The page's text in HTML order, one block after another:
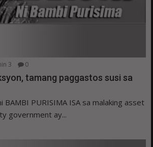
3 0
tamang paggastos susi sa
BAMBI PURISIMA ISA sa malaking asset
government ay...